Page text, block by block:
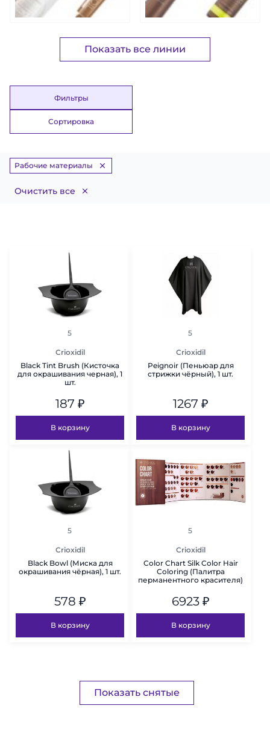
Показать все линии
Фильтры
Сортировка
Рабочие материалы
Очистить все
рейтинг
5
Crioxidil
Black Tint Brush (Кисточка
для окрашивания черная), 1
шт.
187 ₽
В корзину
рейтинг
5
Crioxidil
Peignoir (Пеньюар для
стрижки чёрный), 1 шт.
1267 ₽
В корзину
рейтинг
5
Crioxidil
Black Bowl (Миска для
окрашивания чёрная), 1 шт.
578 ₽
В корзину
рейтинг
5
Crioxidil
Color Chart Silk Color Hair
Coloring (Палитра
перманентного красителя)
6923₽
В корзину
Показать снятые